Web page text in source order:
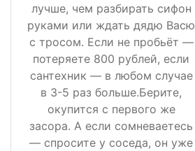
лучше, чем разбирать сифон
руками или ждать дядю Васю
с тросом. Если не пробьёт —
потеряете 800 рублей, если
сантехник — в любом случае
в 3-5 раз больше.Берите,
окупится с первого же
засора. А если сомневаетесь
— спросите у соседа, он уже